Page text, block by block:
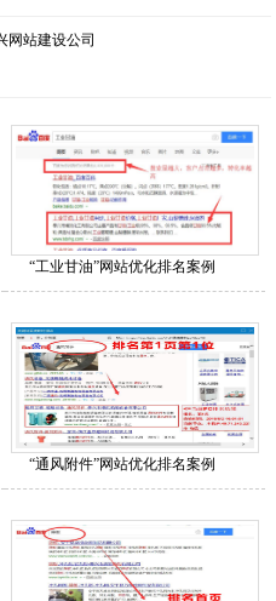
网站建设公司
“工业甘油”网站优化排名案例
“通风附件”网站优化排名案例